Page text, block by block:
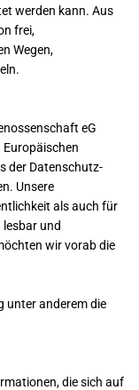
werden kann. Aus
frei,
Wegen,
eG
der Datenschutz-
Unsere
als auch für
und
wir vorab die
unter anderem die
die sich auf